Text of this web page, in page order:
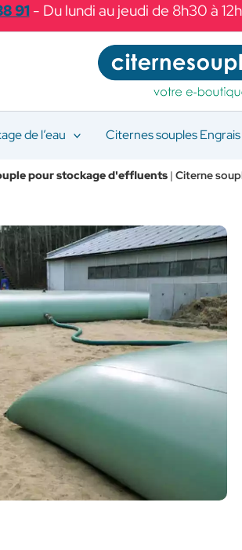
91- Du lundi au jeudi de 8h30 à
de l’eau Citernes souples
pour stockage d'effluents | Citerne